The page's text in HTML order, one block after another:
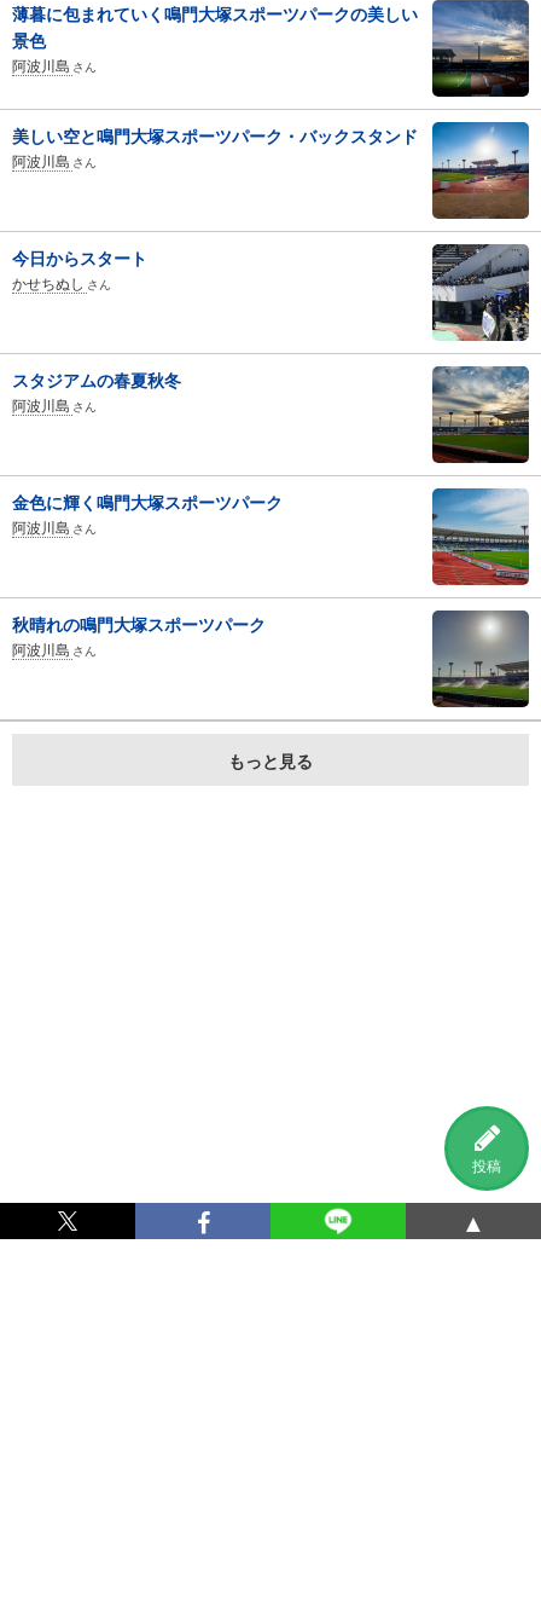
投稿
薄暮に包まれていく鳴門大塚スポーツパークの美しい
景色
阿波川島 さん
美しい空と鳴門大塚スポーツパーク・バックスタンド
阿波川島 さん
今日からスタート
かせちぬし さん
スタジアムの春夏秋冬
阿波川島 さん
金色に輝く鳴門大塚スポーツパーク
阿波川島 さん
秋晴れの鳴門大塚スポーツパーク
阿波川島 さん
もっと見る
▲